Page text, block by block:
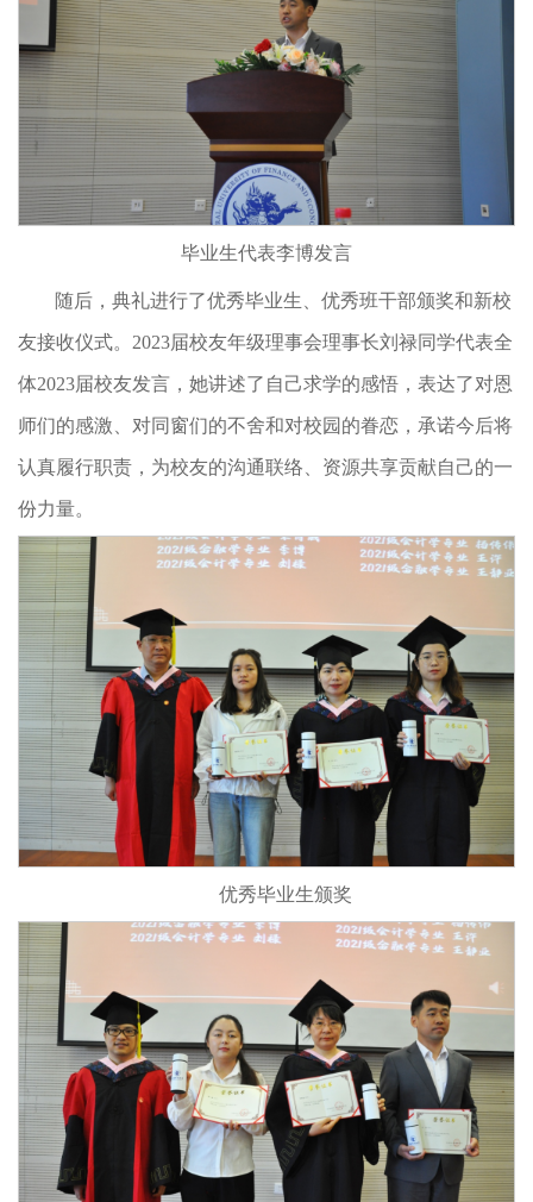
毕业生代表李博发言
随后，典礼进行了优秀毕业生、优秀班干部颁奖和新校
友接收仪式。2023届校友年级理事会理事长刘禄同学代表全
体2023届校友发言，她讲述了自己求学的感悟，表达了对恩
师们的感激、对同窗们的不舍和对校园的眷恋，承诺今后将
认真履行职责，为校友的沟通联络、资源共享贡献自己的一
份力量。
优秀毕业生颁奖